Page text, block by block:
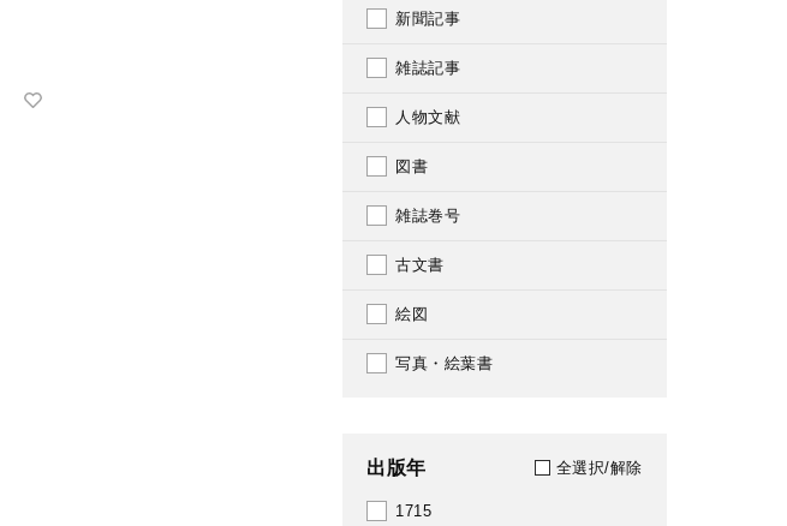
新聞記事
雑誌記事
人物文献
図書
雑誌巻号
古文書
絵図
写真・絵葉書
出版年 全選択/解除
1715